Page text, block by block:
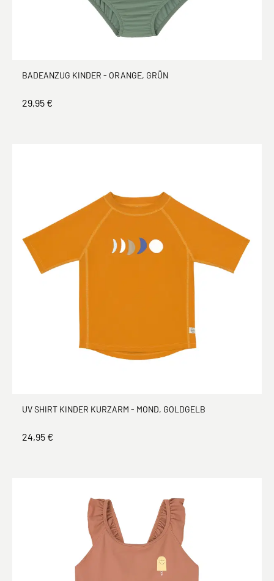
BADEANZUG KINDER - ORANGE, GRÜN
29,95 €
UV SHIRT KINDER KURZARM - MOND, GOLDGELB
24,95 €